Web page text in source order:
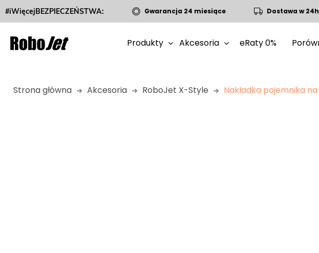
#iWięcejBEZPIECZEŃSTWA: Gwarancja 24 miesiące Dostawa w 24h
Produkty Akcesoria eRaty 0%
Strona główna Akcesoria RoboJet X-Style Nakładka pojemnika